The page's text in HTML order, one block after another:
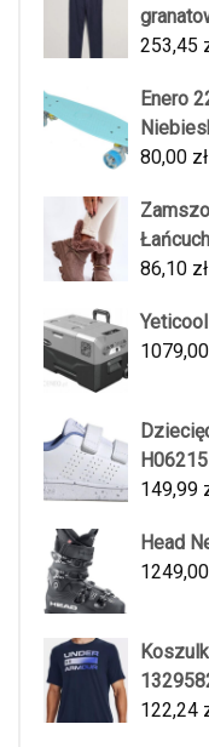
253,45
Enero
80,00 zł
86,10 zł
1079,00
149,99
Head
1249,00
122,24